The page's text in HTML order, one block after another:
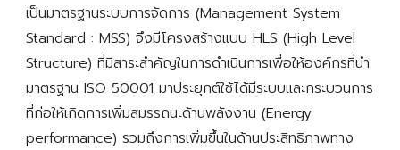
เป็นมาตรฐานระบบการจัดการ (Management System
Standard : MSS) จึงมีโครงสร้างแบบ HLS (High Level
Structure) ที่มีสาระสำคัญในการดำเนินการเพื่อให้องค์กรที่นำ
มาตรฐาน ISO 50001 มาประยุกต์ใช้ได้มีระบบและกระบวนการ
ที่ก่อให้เกิดการเพิ่มสมรรถนะด้านพลังงาน (Energy
performance) รวมถึงการเพิ่มขึ้นในด้านประสิทธิภาพทาง